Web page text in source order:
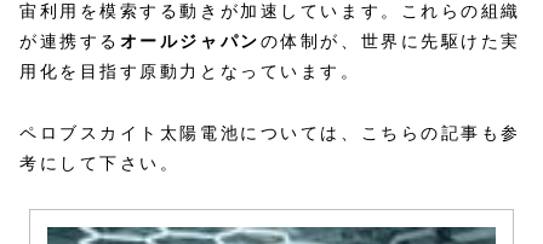
宙利用を模索する動きが加速しています。これらの組織
が連携する オールジャパンの体制が、世界に先駆けた実
用化を目指す原動力となっています。
ペロブスカイト太陽電池については、こちらの記事も参
考にして下さい。